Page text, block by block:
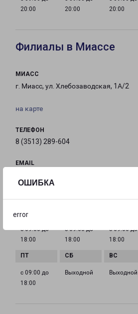
ОШИБКА
error
20:00
20:00
20:00
Филиалы в Миассе
МИАСС
г. Миасс, ул. Хлебозаводская, 1А/2
на карте
ТЕЛЕФОН
8 (3513) 289-604
EMAIL
с 09:00 до
18:00
с 09:00 до
18:00
с 09:00 до
18:00
с 09:00 до
18:00
Выходной Выходной